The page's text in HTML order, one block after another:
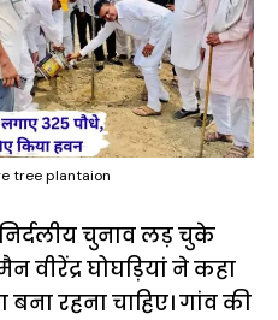
tree plantaion
निर्दलीय चुनाव लड़ चुके
वीरेंद्र घोघड़ियां ने कहा
रहना चाहिए। गांव की